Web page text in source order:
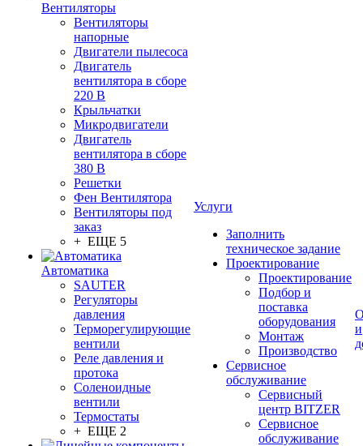
Вентиляторы
Вентиляторы
напорные
Двигатели пылесоса
Двигатель
вентилятора в сборе
220 В
Крыльчатки
Микродвигатели
Двигатель
вентилятора в сборе
380 В
Решетки
Фен Вентилятора
Вентиляторы под
заказ
+ ЕЩЕ 5
Автоматика
SAUTER
Регуляторы
давления
Терморегулирующие
вентили
Реле давления и
протока
Соленоидные
вентили
Термостаты
+ ЕЩЕ 2
Услуги
Заполнить
техническое задание
Проектирование
Проектирование
Подбор и
поставка
оборудования
Монтаж
Производство
Сервисное
обслуживание
Сервисный
центр BITZER
Сервисное
обслуживание
и